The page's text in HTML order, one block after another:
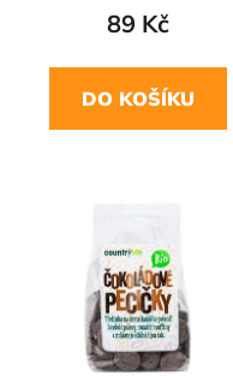
89 Kč
DO KOŠÍKU